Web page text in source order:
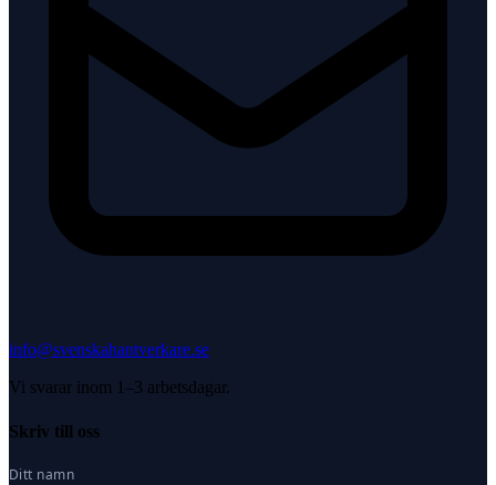
info@svenskahantverkare.se
Vi svarar inom 1–3 arbetsdagar.
Skriv till oss
Ditt namn